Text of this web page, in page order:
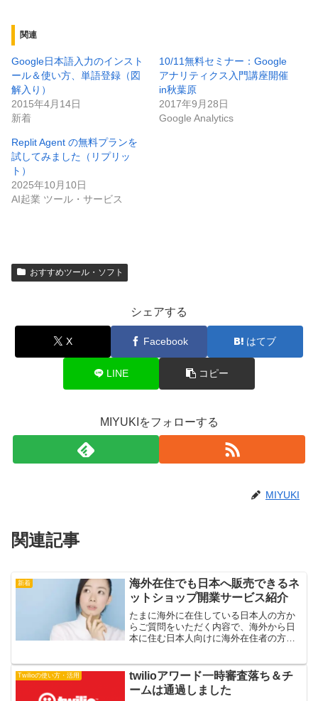
関連
Google日本語入力のインスト
ール＆使い方、単語登録（図
解入り）
2015年4月14日
新着
10/11無料セミナー：Google
アナリティクス入門講座開催
in秋葉原
2017年9月28日
Google Analytics
Replit Agent の無料プランを
試してみました（リプリッ
ト）
2025年10月10日
AI起業 ツール・サービス
おすすめツール・ソフト
シェアする
X Facebook はてブ
LINE コピー
MIYUKIをフォローする
MIYUKI
関連記事
新着
海外在住でも日本へ販売できるネ
ットショップ開業サービス紹介
たまに海外に在住している日本人の方か
らご質問をいただく内容で、海外から日
本に住む日本人向けに海外在住者の方
利用できるものはないでしょうか？とい
うものです。日本に身内の方...
Twilioの使い方・活用
twilioアワード一時審査落ち＆チ
ームは通過しました